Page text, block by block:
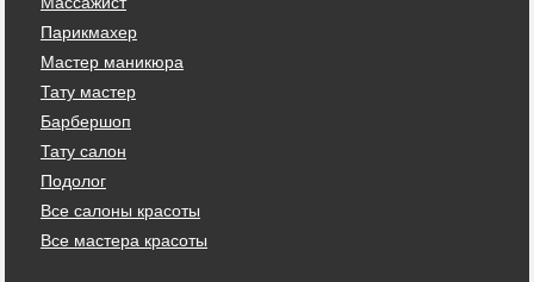
Парикмахер
Мастер маникюра
Тату мастер
Барбершоп
Тату салон
Подолог
Все салоны красоты
Все мастера красоты